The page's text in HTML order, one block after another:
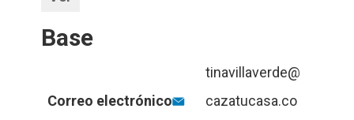
Base
Correo electrónico
tinavillaverde@
cazatucasa.co